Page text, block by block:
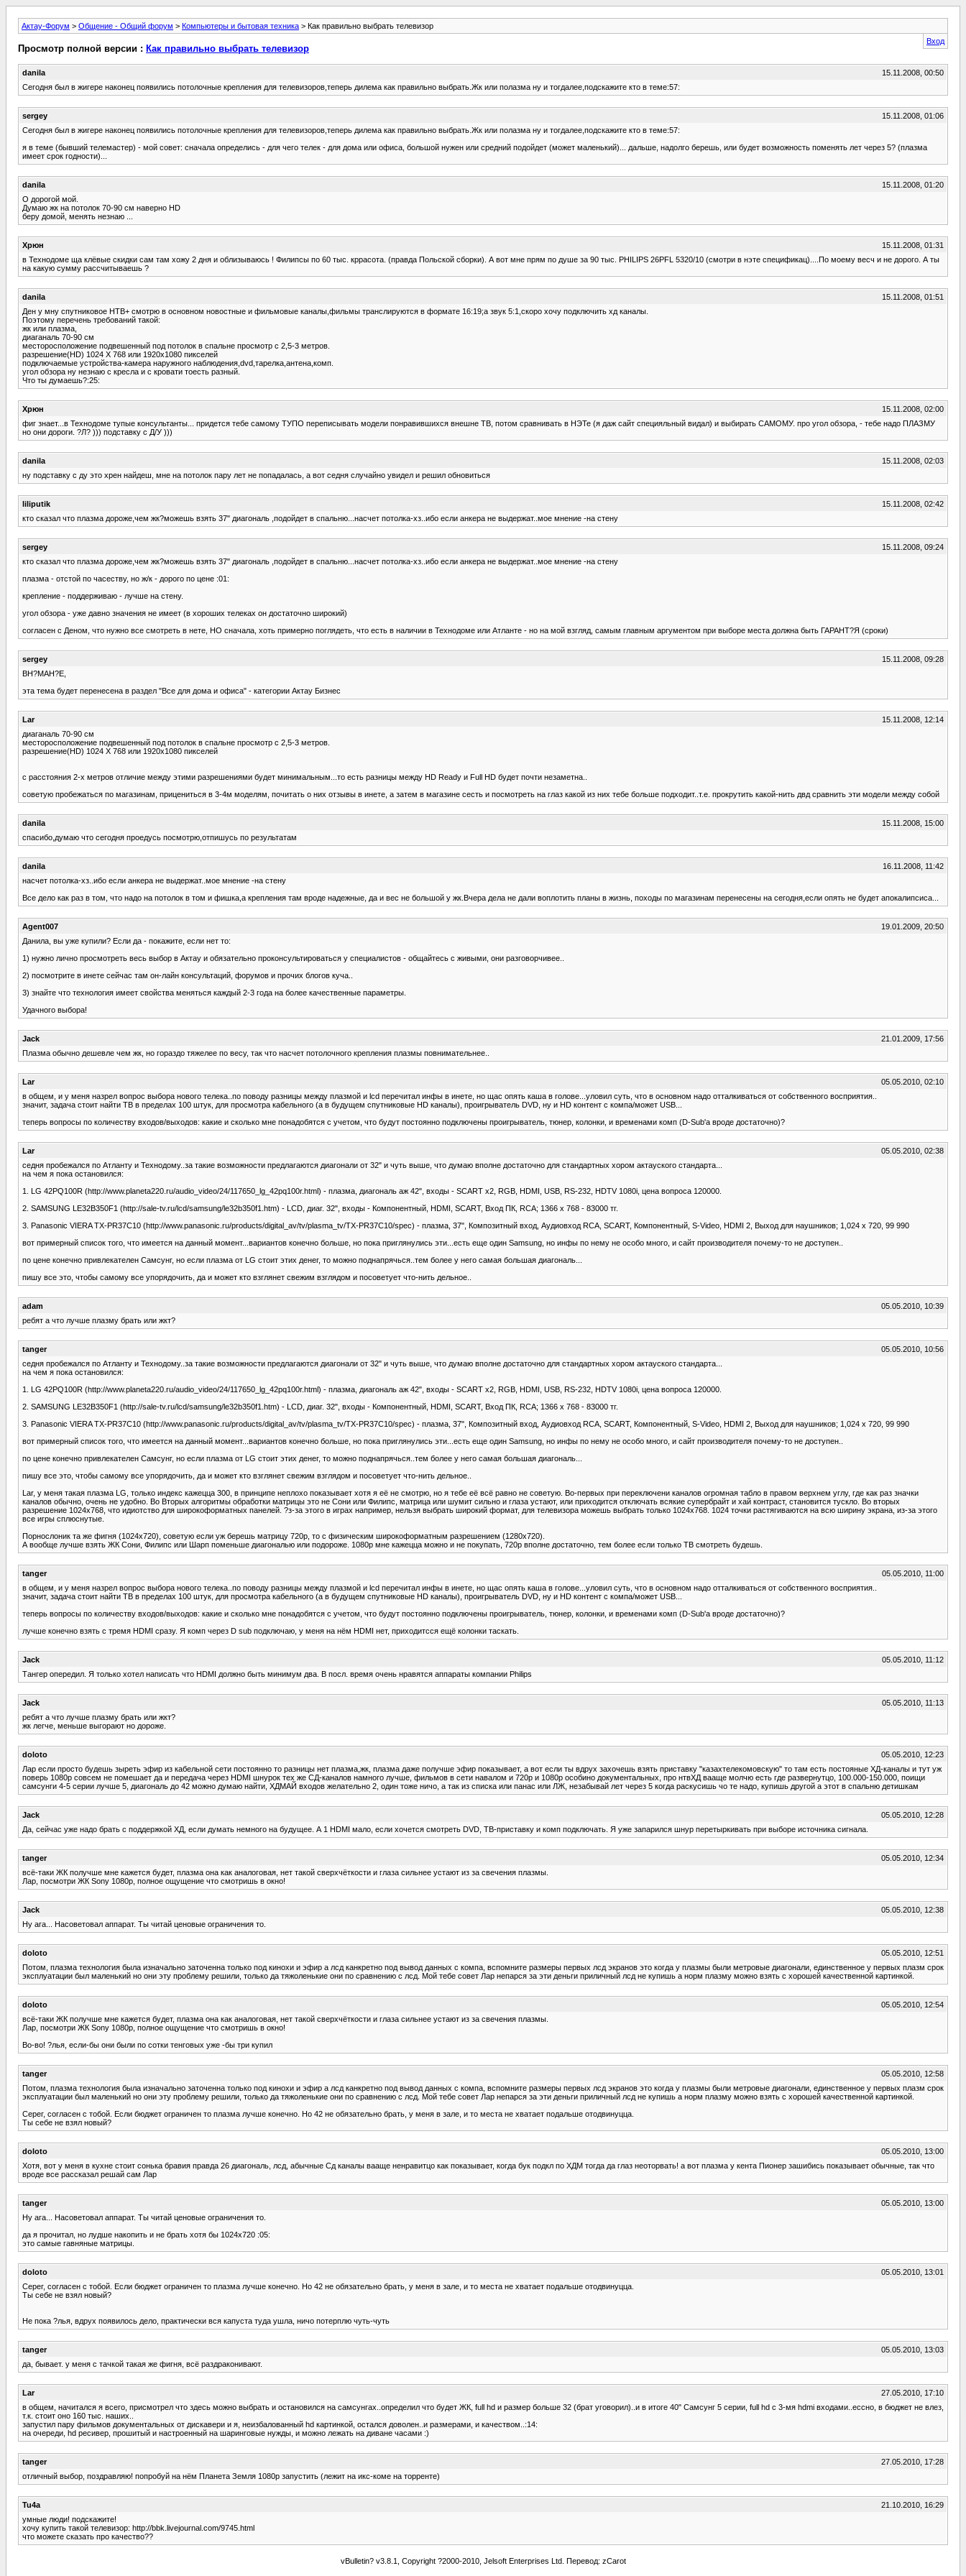
Актау-Форум > Общение - Общий форум > Компьютеры и бытовая техника > Как правильно выбрать телевизор
Вход
Просмотр полной версии : Как правильно выбрать телевизор
danila
15.11.2008, 00:50
Сегодня был в жигере наконец появились потолочные крепления для телевизоров,теперь дилема как правильно выбрать.Жк или полазма ну и тогдалее,подскажите кто в теме:57:
sergey
15.11.2008, 01:06
Сегодня был в жигере наконец появились потолочные крепления для телевизоров,теперь дилема как правильно выбрать.Жк или полазма ну и тогдалее,подскажите кто в теме:57:
я в теме (бывший телемастер) - мой совет: сначала определись - для чего телек - для дома или офиса, большой нужен или средний подойдет (может маленький)... дальше, надолго берешь, или будет возможность поменять лет через 5? (плазма
имеет срок годности)...
danila
15.11.2008, 01:20
О дорогой мой.
Думаю жк на потолок 70-90 см наверно HD
беру домой, менять незнаю ...
Хрюн
15.11.2008, 01:31
в Технодоме ща клёвые скидки сам там хожу 2 дня и облизываюсь ! Филипсы по 60 тыс. кррасота. (правда Польской сборки). А вот мне прям по душе за 90 тыс. PHILIPS 26PFL 5320/10 (cмотри в нэте спецификац)....По моему весч и не дорого. А ты
на какую сумму рассчитываешь ?
danila
15.11.2008, 01:51
Ден у мну спутниковое НТВ+ смотрю в основном новостные и фильмовые каналы,фильмы транслируются в формате 16:19;а звук 5:1,скоро хочу подключить хд каналы.
Поэтому перечень требований такой:
жк или плазма,
диаганаль 70-90 см
месторосположение подвешенный под потолок в спальне просмотр с 2,5-3 метров.
разрешение(HD) 1024 X 768 или 1920x1080 пикселей
подключаемые устройства-камера наружного наблюдения,dvd,тарелка,антена,комп.
угол обзора ну незнаю с кресла и с кровати тоесть разный.
Что ты думаешь?:25:
Хрюн
15.11.2008, 02:00
фиг знает...в Технодоме тупые консультанты... придется тебе самому ТУПО переписывать модели понравившихся внешне ТВ, потом сравнивать в НЭТе (я даж сайт специяльный видал) и выбирать САМОМУ. про угол обзора, - тебе надо ПЛАЗМУ
но они дороги. ?Л? ))) подставку с Д/У )))
danila
15.11.2008, 02:03
ну подставку с ду это хрен найдеш, мне на потолок пару лет не попадалась, а вот седня случайно увидел и решил обновиться
liliputik
15.11.2008, 02:42
кто сказал что плазма дороже,чем жк?можешь взять 37" диагональ ,подойдет в спальню...насчет потолка-хз..ибо если анкера не выдержат..мое мнение -на стену
sergey
15.11.2008, 09:24
кто сказал что плазма дороже,чем жк?можешь взять 37" диагональ ,подойдет в спальню...насчет потолка-хз..ибо если анкера не выдержат..мое мнение -на стену
плазма - отстой по часеству, но ж/к - дорого по цене :01:
крепление - поддерживаю - лучше на стену.
угол обзора - уже давно значения не имеет (в хороших телеках он достаточно широкий)
согласен с Деном, что нужно все смотреть в нете, НО сначала, хоть примерно поглядеть, что есть в наличии в Технодоме или Атланте - но на мой взгляд, самым главным аргументом при выборе места должна быть ГАРАНТ?Я (сроки)
sergey
15.11.2008, 09:28
ВН?МАН?Е,
эта тема будет перенесена в раздел "Все для дома и офиса" - категории Актау Бизнес
Lar
15.11.2008, 12:14
диаганаль 70-90 см
месторосположение подвешенный под потолок в спальне просмотр с 2,5-3 метров.
разрешение(HD) 1024 X 768 или 1920x1080 пикселей
с расстояния 2-х метров отличие между этими разрешениями будет минимальным...то есть разницы между HD Ready и Full HD будет почти незаметна..
советую пробежаться по магазинам, прицениться в 3-4м моделям, почитать о них отзывы в инете, а затем в магазине сесть и посмотреть на глаз какой из них тебе больше подходит..т.е. прокрутить какой-нить двд сравнить эти модели между собой
danila
15.11.2008, 15:00
спасибо,думаю что сегодня проедусь посмотрю,отпишусь по результатам
danila
16.11.2008, 11:42
насчет потолка-хз..ибо если анкера не выдержат..мое мнение -на стену
Все дело как раз в том, что надо на потолок в том и фишка,а крепления там вроде надежные, да и вес не большой у жк.Вчера дела не дали воплотить планы в жизнь, походы по магазинам перенесены на сегодня,если опять не будет апокалипсиса...
Agent007
19.01.2009, 20:50
Данила, вы уже купили? Если да - покажите, если нет то:
1) нужно лично просмотреть весь выбор в Актау и обязательно проконсультироваться у специалистов - общайтесь с живыми, они разговорчивее..
2) посмотрите в инете сейчас там он-лайн консультаций, форумов и прочих блогов куча..
3) знайте что технология имеет свойства меняться каждый 2-3 года на более качественные параметры.
Удачного выбора!
Jack
21.01.2009, 17:56
Плазма обычно дешевле чем жк, но гораздо тяжелее по весу, так что насчет потолочного крепления плазмы повнимательнее..
Lar
05.05.2010, 02:10
в общем, и у меня назрел вопрос выбора нового телека..по поводу разницы между плазмой и lcd перечитал инфы в инете, но щас опять каша в голове...уловил суть, что в основном надо отталкиваться от собственного восприятия..
значит, задача стоит найти ТВ в пределах 100 штук, для просмотра кабельного (а в будущем спутниковые HD каналы), проигрыватель DVD, ну и HD контент с компа/может USB...
теперь вопросы по количеству входов/выходов: какие и сколько мне понадобятся с учетом, что будут постоянно подключены проигрыватель, тюнер, колонки, и временами комп (D-Sub'а вроде достаточно)?
Lar
05.05.2010, 02:38
седня пробежался по Атланту и Технодому..за такие возможности предлагаются диагонали от 32" и чуть выше, что думаю вполне достаточно для стандартных хором актауского стандарта...
на чем я пока остановился:
1. LG 42PQ100R (http://www.planeta220.ru/audio_video/24/117650_lg_42pq100r.html) - плазма, диагональ аж 42", входы - SCART x2, RGB, HDMI, USB, RS-232, HDTV 1080i, цена вопроса 120000.
2. SAMSUNG LE32B350F1 (http://sale-tv.ru/lcd/samsung/le32b350f1.htm) - LCD, диаг. 32", входы - Компонентный, HDMI, SCART, Вход ПК, RCA; 1366 x 768 - 83000 тг.
3. Panasonic VIERA TX-PR37C10 (http://www.panasonic.ru/products/digital_av/tv/plasma_tv/TX-PR37C10/spec) - плазма, 37", Композитный вход, Аудиовход RCA, SCART, Компонентный, S-Video, HDMI 2, Выход для наушников; 1,024 x 720, 99 990
вот примерный список того, что имеется на данный момент...вариантов конечно больше, но пока приглянулись эти...есть еще один Samsung, но инфы по нему не особо много, и сайт производителя почему-то не доступен..
по цене конечно привлекателен Самсунг, но если плазма от LG стоит этих денег, то можно поднапрячься..тем более у него самая большая диагональ...
пишу все это, чтобы самому все упорядочить, да и может кто взглянет свежим взглядом и посоветует что-нить дельное..
adam
05.05.2010, 10:39
ребят а что лучше плазму брать или жкт?
tanger
05.05.2010, 10:56
седня пробежался по Атланту и Технодому..за такие возможности предлагаются диагонали от 32" и чуть выше, что думаю вполне достаточно для стандартных хором актауского стандарта...
на чем я пока остановился:
1. LG 42PQ100R (http://www.planeta220.ru/audio_video/24/117650_lg_42pq100r.html) - плазма, диагональ аж 42", входы - SCART x2, RGB, HDMI, USB, RS-232, HDTV 1080i, цена вопроса 120000.
2. SAMSUNG LE32B350F1 (http://sale-tv.ru/lcd/samsung/le32b350f1.htm) - LCD, диаг. 32", входы - Компонентный, HDMI, SCART, Вход ПК, RCA; 1366 x 768 - 83000 тг.
3. Panasonic VIERA TX-PR37C10 (http://www.panasonic.ru/products/digital_av/tv/plasma_tv/TX-PR37C10/spec) - плазма, 37", Композитный вход, Аудиовход RCA, SCART, Компонентный, S-Video, HDMI 2, Выход для наушников; 1,024 x 720, 99 990
вот примерный список того, что имеется на данный момент...вариантов конечно больше, но пока приглянулись эти...есть еще один Samsung, но инфы по нему не особо много, и сайт производителя почему-то не доступен..
по цене конечно привлекателен Самсунг, но если плазма от LG стоит этих денег, то можно поднапрячься..тем более у него самая большая диагональ...
пишу все это, чтобы самому все упорядочить, да и может кто взглянет свежим взглядом и посоветует что-нить дельное..
Lar, у меня такая плазма LG, только индекс кажецца 300, в принципе неплохо показывает хотя я её не смотрю, но я тебе её всё равно не советую. Во-первых при переключени каналов огромная табло в правом верхнем углу, где как раз значки
каналов обычно, очень не удобно. Во Вторых алгоритмы обработки матрицы это не Сони или Филипс, матрица или шумит сильно и глаза устают, или приходится отключать всякие супербрайт и хай контраст, становится тускло. Во вторых
разрешение 1024x768, что идиотство для широкоформатных панелей. ?з-за этого в играх например, нельзя выбрать широкий формат, для телевизора можешь выбрать только 1024x768. 1024 точки растягиваются на всю ширину экрана, из-за этого
все игры сплюснутые.
Порнослоник та же фигня (1024x720), советую если уж берешь матрицу 720p, то с физическим широкоформатным разрешением (1280x720).
А вообще лучше взять ЖК Сони, Филипс или Шарп поменьше диагональю или подороже. 1080p мне кажецца можно и не покупать, 720p вполне достаточно, тем более если только ТВ смотреть будешь.
tanger
05.05.2010, 11:00
в общем, и у меня назрел вопрос выбора нового телека..по поводу разницы между плазмой и lcd перечитал инфы в инете, но щас опять каша в голове...уловил суть, что в основном надо отталкиваться от собственного восприятия..
значит, задача стоит найти ТВ в пределах 100 штук, для просмотра кабельного (а в будущем спутниковые HD каналы), проигрыватель DVD, ну и HD контент с компа/может USB...
теперь вопросы по количеству входов/выходов: какие и сколько мне понадобятся с учетом, что будут постоянно подключены проигрыватель, тюнер, колонки, и временами комп (D-Sub'а вроде достаточно)?
лучше конечно взять с тремя HDMI сразу. Я комп через D sub подключаю, у меня на нём HDMI нет, приходитсся ещё колонки таскать.
Jack
05.05.2010, 11:12
Тангер опередил. Я только хотел написать что HDMI должно быть минимум два. В посл. время очень нравятся аппараты компании Philips
Jack
05.05.2010, 11:13
ребят а что лучше плазму брать или жкт?
жк легче, меньше выгорают но дороже.
doloto
05.05.2010, 12:23
Лар если просто будешь зыреть эфир из кабельной сети постоянно то разницы нет плазма,жк, плазма даже получше эфир показывает, а вот если ты вдрух захочешь взять приставку "казахтелекомовскую" то там есть постояные ХД-каналы и тут уж
поверь 1080р совсем не помешает да и передача через HDMI шнурок тех же СД-каналов намного лучше, фильмов в сети навалом и 720р и 1080р особино документальных, про нтвХД вааще молчю есть где развернутцо, 100.000-150.000, поищи
самсунги 4-5 серии лучше 5, диагональ до 42 можно думаю найти, ХДМАЙ входов желательно 2, один тоже ничо, а так из списка или панас или ЛЖ, незабывай лет через 5 когда раскусишь чо те надо, купишь другой а этот в спальню детишкам
Jack
05.05.2010, 12:28
Да, сейчас уже надо брать с поддержкой ХД, если думать немного на будущее. А 1 HDMI мало, если хочется смотреть DVD, ТВ-приставку и комп подключать. Я уже запарился шнур перетыркивать при выборе источника сигнала.
tanger
05.05.2010, 12:34
всё-таки ЖК получше мне кажется будет, плазма она как аналоговая, нет такой сверхчёткости и глаза сильнее устают из за свечения плазмы.
Лар, посмотри ЖК Sony 1080p, полное ощущение что смотришь в окно!
Jack
05.05.2010, 12:38
Ну ага... Насоветовал аппарат. Ты читай ценовые ограничения то.
doloto
05.05.2010, 12:51
Потом, плазма технология была изначально заточенна только под кинохи и эфир а лсд канкретно под вывод данных с компа, вспомните размеры первых лсд экранов это когда у плазмы были метровые диагонали, единственное у первых плазм срок
эксплуатации был маленький но они эту проблему решили, только да тяжоленькие они по сравнению с лсд. Мой тебе совет Лар непарся за эти деньги приличный лсд не купишь а норм плазму можно взять с хорошей качественной картинкой.
doloto
05.05.2010, 12:54
всё-таки ЖК получше мне кажется будет, плазма она как аналоговая, нет такой сверхчёткости и глаза сильнее устают из за свечения плазмы.
Лар, посмотри ЖК Sony 1080p, полное ощущение что смотришь в окно!
Во-во! ?лья, если-бы они были по сотки тенговых уже -бы три купил
tanger
05.05.2010, 12:58
Потом, плазма технология была изначально заточенна только под кинохи и эфир а лсд канкретно под вывод данных с компа, вспомните размеры первых лсд экранов это когда у плазмы были метровые диагонали, единственное у первых плазм срок
эксплуатации был маленький но они эту проблему решили, только да тяжоленькие они по сравнению с лсд. Мой тебе совет Лар непарся за эти деньги приличный лсд не купишь а норм плазму можно взять с хорошей качественной картинкой.
Серег, согласен с тобой. Если бюджет ограничен то плазма лучше конечно. Но 42 не обязательно брать, у меня в зале, и то места не хватает подальше отодвинуцца.
Ты себе не взял новый?
doloto
05.05.2010, 13:00
Хотя, вот у меня в кухне стоит сонька бравия правда 26 диагональ, лсд, абычные Сд каналы вааще ненравитцо как показывает, когда бук подкл по ХДМ тогда да глаз неоторвать! а вот плазма у кента Пионер зашибись показывает обычные, так что
вроде все рассказал решай сам Лар
tanger
05.05.2010, 13:00
Ну ага... Насоветовал аппарат. Ты читай ценовые ограничения то.
да я прочитал, но лудше накопить и не брать хотя бы 1024x720 :05:
это самые гавняные матрицы.
doloto
05.05.2010, 13:01
Серег, согласен с тобой. Если бюджет ограничен то плазма лучше конечно. Но 42 не обязательно брать, у меня в зале, и то места не хватает подальше отодвинуцца.
Ты себе не взял новый?
Не пока ?лья, вдрух появилось дело, практически вся капуста туда ушла, ничо потерплю чуть-чуть
tanger
05.05.2010, 13:03
да, бывает. у меня с тачкой такая же фигня, всё раздраконивают.
Lar
27.05.2010, 17:10
в общем, начитался я всего, присмотрел что здесь можно выбрать и остановился на самсунгах..определил что будет ЖК, full hd и размер больше 32 (брат уговорил)..и в итоге 40" Самсунг 5 серии, full hd с 3-мя hdmi входами..ессно, в бюджет не влез,
т.к. стоит оно 160 тыс. наших..
запустил пару фильмов документальных от дискавери и я, неизбалованный hd картинкой, остался доволен..и размерами, и качеством..:14:
на очереди, hd ресивер, прошитый и настроенный на шаринговые нужды, и можно лежать на диване часами :)
tanger
27.05.2010, 17:28
отличный выбор, поздравляю! попробуй на нём Планета Земля 1080p запустить (лежит на икс-коме на торренте)
Tu4a
21.10.2010, 16:29
умные люди! подскажите!
хочу купить такой телевизор: http://bbk.livejournal.com/9745.html
что можете сказать про качество??
vBulletin? v3.8.1, Copyright ?2000-2010, Jelsoft Enterprises Ltd. Перевод: zCarot